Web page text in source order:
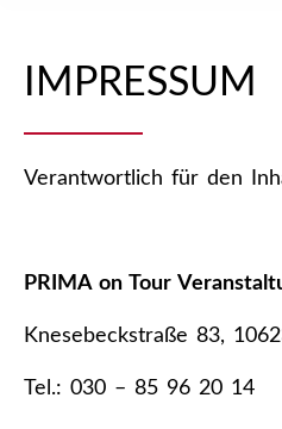
IMPRESSUM
Verantwortlich für den
PRIMA on Tour
Knesebeckstraße 83,
Tel.: 030 – 85 96 20 14